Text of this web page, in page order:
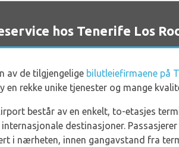
hos Tenerife Los
av de tilgjengelige bilutleiefirmaene på
en rekke unike tjenester og mange
består av en enkelt, to-etasjes
destinasjoner.
i nærheten, innen gangavstand fra